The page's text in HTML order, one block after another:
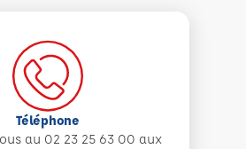
Téléphone
au 02 23 25 63 00 aux